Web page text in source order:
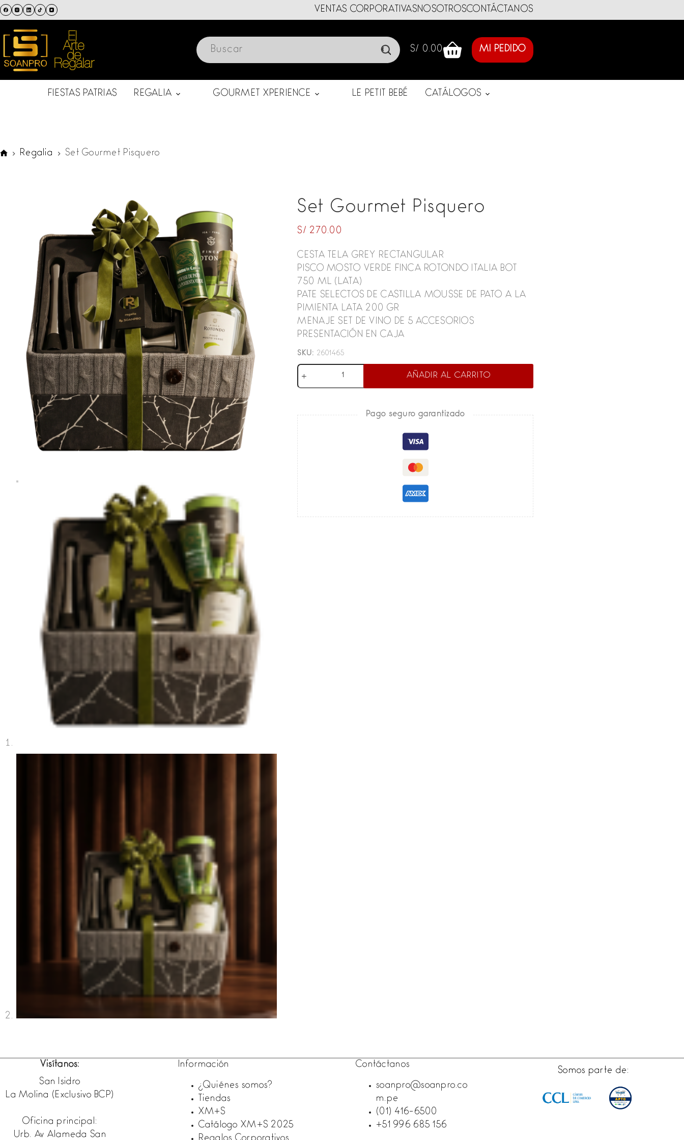
Saltar
al
contenido
VENTAS CORPORATIVASNOSOTROSCONTÁCTANOS
compra
S/ 0.00 MI PEDIDO
FIESTAS PATRIAS REGALIA GOURMET XPERIENCE LE PETIT BEBÉ CATÁLOGOS
Regalia Set Gourmet Pisquero
Set Gourmet Pisquero
S/ 270.00
CESTA TELA GREY RECTANGULAR
PISCO MOSTO VERDE FINCA ROTONDO ITALIA BOT
750 ML (LATA)
PATE SELECTOS DE CASTILLA MOUSSE DE PATO A LA
PIMIENTA LATA 200 GR
MENAJE SET DE VINO DE 5 ACCESORIOS
PRESENTACIÓN EN CAJA
SKU: 2601465
Set
AÑADIR AL CARRITO
Pago seguro garantizado
Visítanos:
San Isidro
La Molina (Exclusivo BCP)
Oficina principal:
Urb. Av Alameda San
Información
¿Quiénes somos?
Tiendas
XM+S
Catálogo XM+S 2025
Contáctanos
soanpro@soanpro.co
m.pe
(01) 416-6500
+51 996 685 156
Somos parte de: